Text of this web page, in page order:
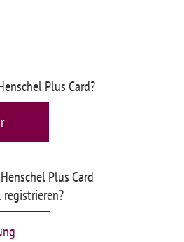
Plus Card?
Plus Card